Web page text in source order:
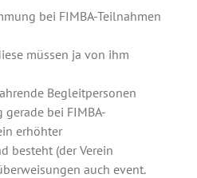
bei FIMBA-Teilnahmen
müssen ja von ihm
Begleitpersonen
bei FIMBA-
erhöhter
besteht (der Verein
auch event.